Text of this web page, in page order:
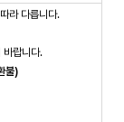
라 다릅니다.
바랍니다.
불)